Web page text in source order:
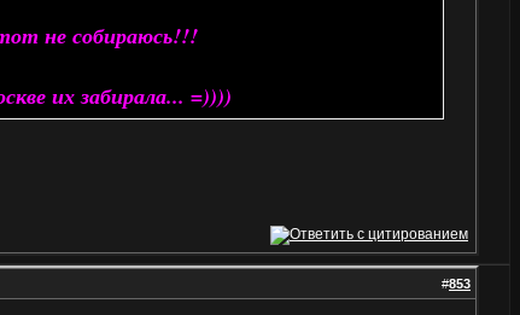
не собираюсь!!!
их забирала... =))))
#853